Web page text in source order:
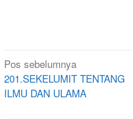
Navigasi
pos
Pos sebelumnya
201.SEKELUMIT TENTANG
ILMU DAN ULAMA